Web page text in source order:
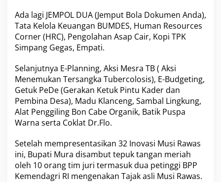
Ada lagi JEMPOL DUA (Jemput Bola Dokumen Anda),
Tata Kelola Keuangan BUMDES, Human Resources
Corner (HRC), Pengolahan Asap Cair, Kopi TPK
Simpang Gegas, Empati.
Selanjutnya E-Planning, Aksi Mesra TB ( Aksi
Menemukan Tersangka Tubercolosis), E-Budgeting,
Getuk PeDe (Gerakan Ketuk Pintu Kader dan
Pembina Desa), Madu Klanceng, Sambal Lingkung,
Alat Penggiling Bon Cabe Organik, Batik Puspa
Warna serta Coklat Dr.Flo.
Setelah mempresentasikan 32 Inovasi Musi Rawas
ini, Bupati Mura disambut tepuk tangan meriah
oleh 10 orang tim juri termasuk dua petinggi BPP
Kemendagri RI mengenakan Tajak asli Musi Rawas.